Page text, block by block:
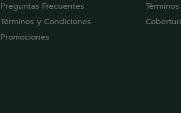
Preguntas Frecuentes
Términos y Condiciones
Promociones